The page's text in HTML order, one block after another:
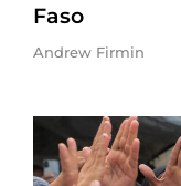
Faso
Andrew Firmin